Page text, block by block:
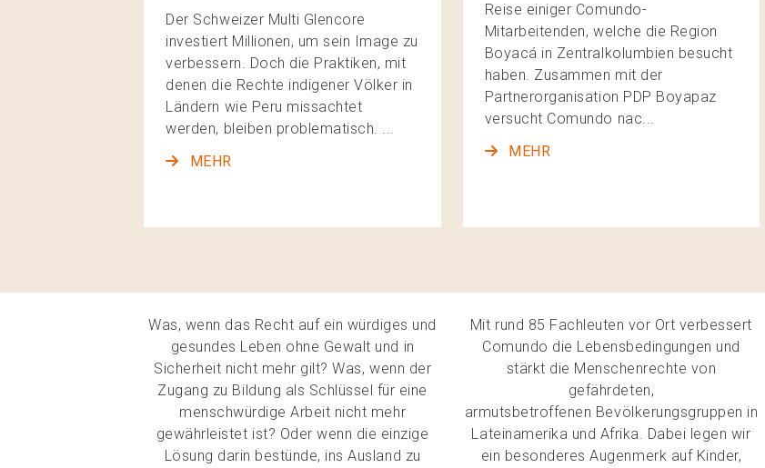
Der Schweizer Multi Glencore
investiert Millionen, um sein Image zu
verbessern. Doch die Praktiken, mit
denen die Rechte indigener Völker in
Ländern wie Peru missachtet
werden, bleiben problematisch. ...
MEHR
Reise einiger Comundo-
Mitarbeitenden, welche die Region
Boyacá in Zentralkolumbien besucht
haben. Zusammen mit der
Partnerorganisation PDP Boyapaz
versucht Comundo nac...
MEHR
Was, wenn das Recht auf ein würdiges und
gesundes Leben ohne Gewalt und in
Sicherheit nicht mehr gilt? Was, wenn der
Zugang zu Bildung als Schlüssel für eine
menschwürdige Arbeit nicht mehr
gewährleistet ist? Oder wenn die einzige
Lösung darin bestünde, ins Ausland zu
Mit rund 85 Fachleuten vor Ort verbessert
Comundo die Lebensbedingungen und
stärkt die Menschenrechte von
gefährdeten,
armutsbetroffenen Bevölkerungsgruppen in
Lateinamerika und Afrika. Dabei legen wir
ein besonderes Augenmerk auf Kinder,